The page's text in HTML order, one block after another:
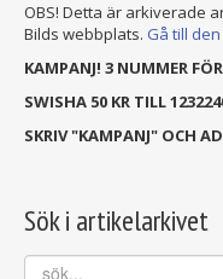
OBS! Detta är arkiverade
Bilds webbplats. Gå till
KAMPANJ! 3 NUMMER
SWISHA 50 KR TILL
SKRIV "KAMPANJ" OCH
Sök i artikelarkivet
sök...